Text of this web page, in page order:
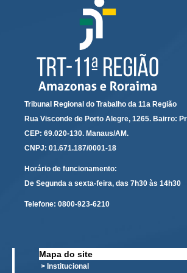
Audiências e Sessões
Calendário das Sessões da 1ª Turma
Calendário de Sessões da 2ª Turma -
Calendário das Sessões da 3ª Turma
Carta de Serviços ao Cidadão
Cartilhas
Cadastro de Peritos, Tradutores e
Calendários
Calendário Geral
Calendário das Sessões
Tribunal Regional do Trabalho da 11a Região
Rua Visconde de Porto Alegre, 1265. Bairro:
CEP: 69.020-130. Manaus/AM.
CNPJ: 01.671.187/0001-18
Horário de funcionamento:
De Segunda a sexta-feira, das 7h30 às 14h30
Telefone: 0800-923-6210
Mapa do site
> Institucional